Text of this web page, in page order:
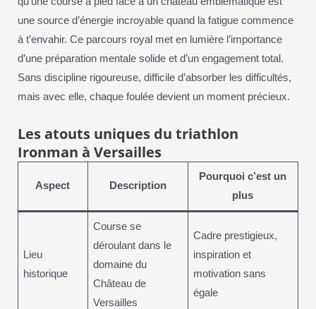
une source d’énergie incroyable quand la fatigue commence
à t’envahir. Ce parcours royal met en lumière l’importance
d’une préparation mentale solide et d’un engagement total.
Sans discipline rigoureuse, difficile d’absorber les difficultés,
mais avec elle, chaque foulée devient un moment précieux.
Les atouts uniques du triathlon
Ironman à Versailles
Aspect Description
Pourquoi c’est un
plus
Lieu
historique
Course se
déroulant dans le
domaine du
Château de
Versailles
Cadre prestigieux,
inspiration et
motivation sans
égale